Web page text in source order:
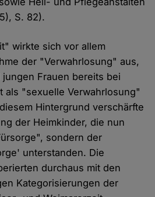
S. 82).
wirkte sich vor allem
der "Verwahrlosung" aus,
Frauen bereits bei
als "sexuelle Verwahrlosung"
Hintergrund verschärfte
der Heimkinder, die nun
sondern der
unterstanden. Die
durchaus mit den
Kategorisierungen der